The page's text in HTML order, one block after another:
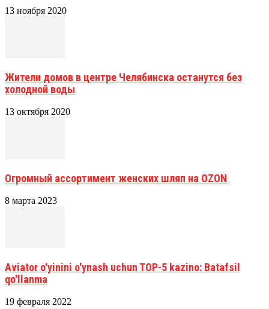
13 ноября 2020
Жители домов в центре Челябинска останутся без
холодной воды
13 октября 2020
Огромный ассортимент женских шляп на OZON
8 марта 2023
Aviator o'yinini o'ynash uchun TOP-5 kazino: Batafsil
qo'llanma
19 февраля 2022